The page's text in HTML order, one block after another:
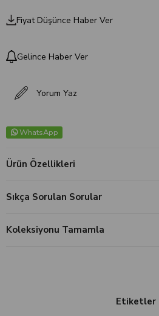
Fiyat Düşünce Haber Ver
Gelince Haber Ver
Yorum Yaz
WhatsApp
Ürün Özellikleri
Sıkça Sorulan Sorular
Koleksiyonu Tamamla
Etiketler